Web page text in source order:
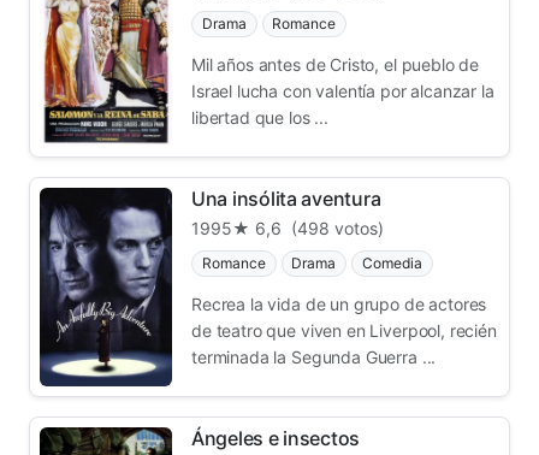
Drama Romance
Mil años antes de Cristo, el pueblo de
Israel lucha con valentía por alcanzar la
libertad que los ...
Una insólita aventura
1995★ 6,6 (498 votos)
Romance Drama Comedia
Recrea la vida de un grupo de actores
de teatro que viven en Liverpool, recién
terminada la Segunda Guerra ...
Ángeles e insectos